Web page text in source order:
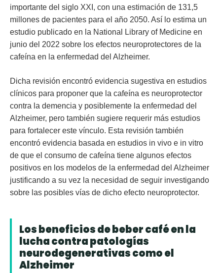
importante del siglo XXI, con una estimación de 131,5
millones de pacientes para el año 2050. Así lo estima un
estudio publicado en la National Library of Medicine en
junio del 2022 sobre los efectos neuroprotectores de la
cafeína en la enfermedad del Alzheimer.
Dicha revisión encontró evidencia sugestiva en estudios
clínicos para proponer que la cafeína es neuroprotector
contra la demencia y posiblemente la enfermedad del
Alzheimer, pero también sugiere requerir más estudios
para fortalecer este vínculo. Esta revisión también
encontró evidencia basada en estudios in vivo e in vitro
de que el consumo de cafeína tiene algunos efectos
positivos en los modelos de la enfermedad del Alzheimer
justificando a su vez la necesidad de seguir investigando
sobre las posibles vías de dicho efecto neuroprotector.
Los beneficios de beber café en la
lucha contra patologías
neurodegenerativas como el
Alzheimer